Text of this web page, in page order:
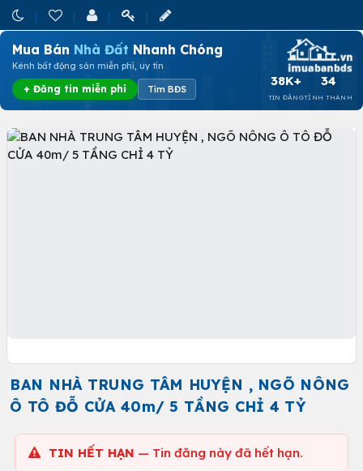
Mua Bán Nhà Đất Nhanh Chóng
Kênh bất động sản miễn phí, uy tín
+ Đăng tin miễn phí Tìm BĐS
38K+
TIN ĐĂNG
34
TỈNH THÀNH
BAN NHÀ TRUNG TÂM HUYỆN , NGÕ NÔNG
Ô TÔ ĐỖ CỬA 40m/ 5 TẦNG CHỈ 4 TỶ
TIN HẾT HẠN — Tin đăng này đã hết hạn.